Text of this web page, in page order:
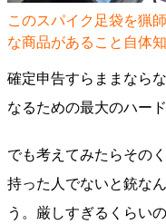
このスパイク足袋を猟
な商品があること自体
確定申告すらままなら
なるための最大のハー
でも考えてみたらその
持った人でないと銃な
う。厳しすぎるくらい